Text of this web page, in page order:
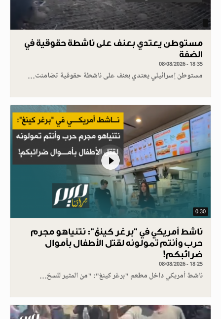
مستوطن يعتدي بعنف على ناشطة حقوقية في
الضفة
08/08/2026 - 18:35
مستوطن إسرائيلي يعتدي بعنف على ناشطة حقوقية تضامنت…
0.30
ناشط أمريكي في "برغر كينغ": نتنياهو مجرم
حرب وأنتم تمولونه لقتل الأطفال بأموال
ضرائبكم!
08/08/2026 - 18:25
ناشط أمريكي داخل مطعم "برغر كينغ": "من المثير للسخ…